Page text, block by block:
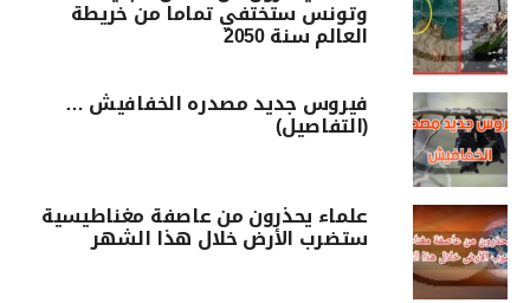
وتونس ستختفي تماما من خريطة
العالم سنة 2050
فيروس جديد مصدره الخفافيش …
(التفاصيل)
علماء يحذرون من عاصفة مغناطيسية
ستضرب الأرض خلال هذا الشهر